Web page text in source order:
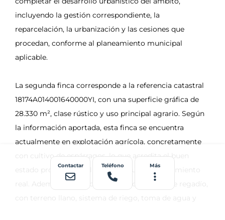
Contactar Teléfono Más